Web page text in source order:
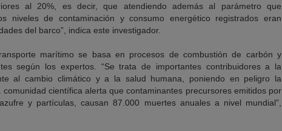
al 20%, es decir, que atendiendo además al parámetro que
niveles de contaminación y consumo energético registrados eran
del barco”, indica este investigador.
marítimo se basa en procesos de combustión de carbón y
según los expertos. “Se trata de importantes contribuidores a la
al cambio climático y a la salud humana, poniendo en peligro la
científica alerta que contaminantes precursores emitidos por
y partículas, causan 87.000 muertes anuales a nivel mundial”,